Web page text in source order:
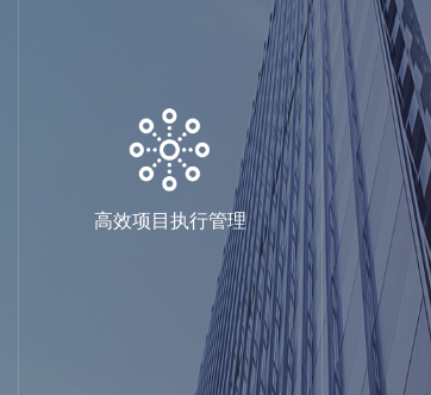
高效项目执行管理